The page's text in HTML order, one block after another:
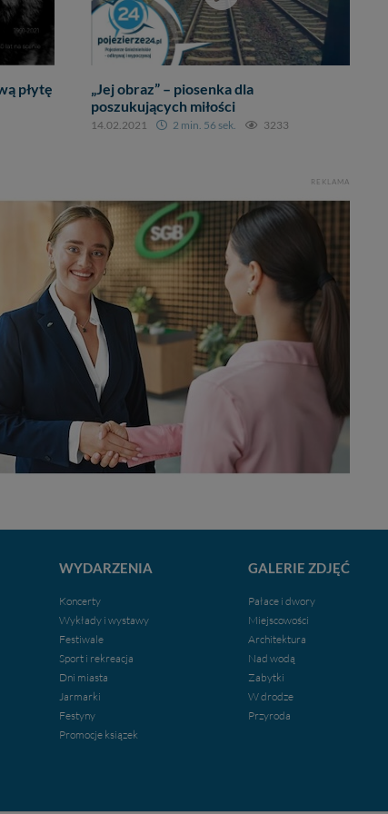
płytę
„Jej obraz” – piosenka dla
poszukujących miłości
14.02.2021 2 min. 56 sek. 3233
REKLAMA
WYDARZENIA
Koncerty
Wykłady i wystawy
Festiwale
Sport i rekreacja
Dni miasta
Jarmarki
Festyny
Promocje ksiązek
GALERIE ZDJĘĆ
Pałace i dwory
Miejscowości
Architektura
Nad wodą
Zabytki
W drodze
Przyroda